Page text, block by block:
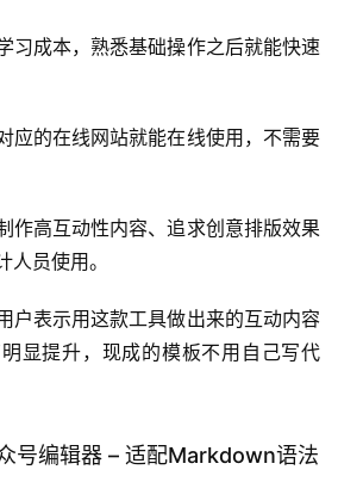
户表示这款工具非常好上手，不需要
版需求都能满足，用起来很方便。
器 – 专业SVG互动效果制作工
款专注于SVG互动效果制作的公众号
互动内容生产工具，能实现丰富的交
互动模板，支持自定义修改互动效
做出点击展开、滑动查看、抽奖互动
SVG规则，不会出现效果失效的问